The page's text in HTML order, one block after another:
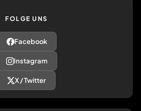
FOLGE UNS
Facebook
Instagram
X / Twitter